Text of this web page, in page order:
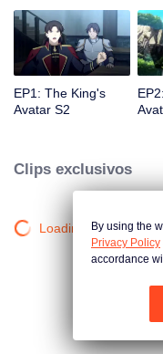
recuerdos del pasado y un
comenzó el camino para
EP1: The King's
Avatar S2
Clips exclusivos
Loading…By using the
Privacy Policy
accordance